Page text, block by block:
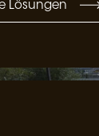
Lösungen